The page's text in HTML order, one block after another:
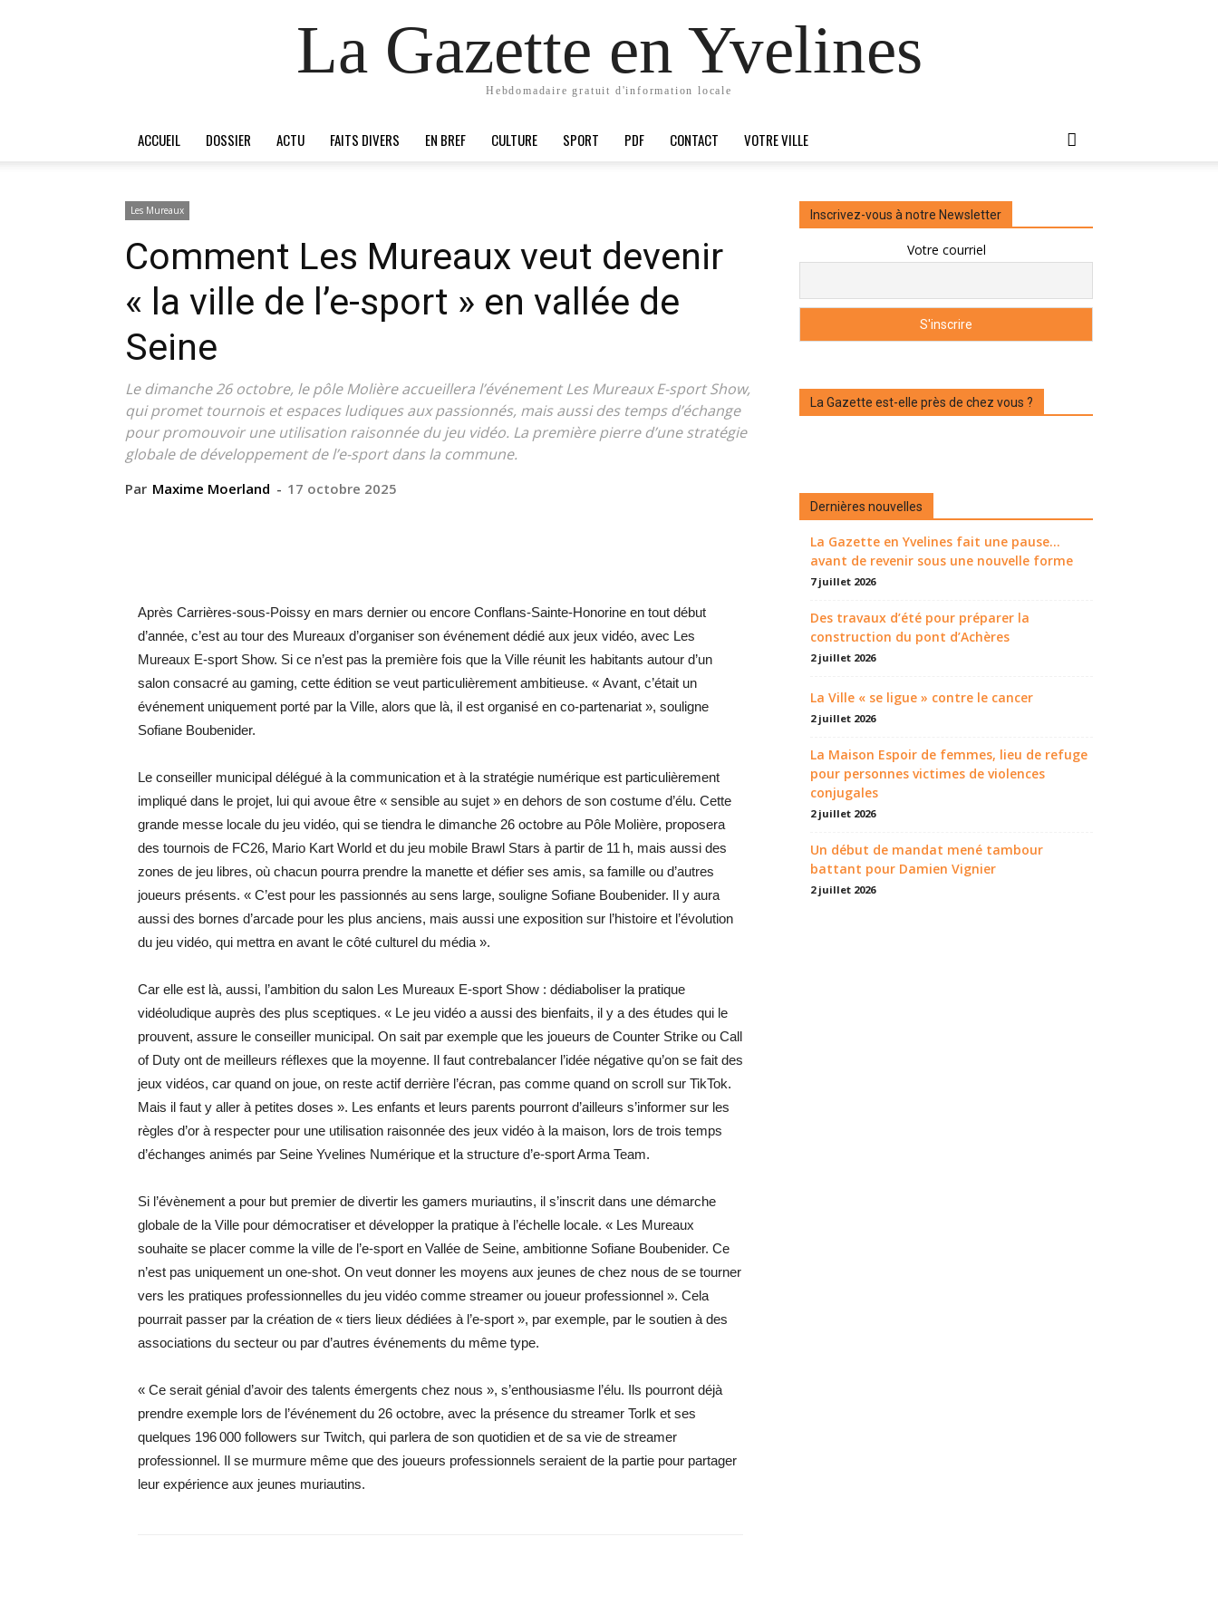
La Gazette en Yvelines
Hebdomadaire gratuit d'information locale
ACCUEIL DOSSIER ACTU FAITS DIVERS EN BREF CULTURE SPORT PDF CONTACT VOTRE VILLE
Les Mureaux
Comment Les Mureaux veut devenir
« la ville de l’e-sport » en vallée de
Seine
Le dimanche 26 octobre, le pôle Molière accueillera l’événement Les Mureaux E-sport Show,
qui promet tournois et espaces ludiques aux passionnés, mais aussi des temps d’échange
pour promouvoir une utilisation raisonnée du jeu vidéo. La première pierre d’une stratégie
globale de développement de l’e-sport dans la commune.
Par Maxime Moerland - 17 octobre 2025
Après Carrières-sous-Poissy en mars dernier ou encore Conflans-Sainte-Honorine en tout début
d’année, c’est au tour des Mureaux d’organiser son événement dédié aux jeux vidéo, avec Les
Mureaux E-sport Show. Si ce n’est pas la première fois que la Ville réunit les habitants autour d’un
salon consacré au gaming, cette édition se veut particulièrement ambitieuse. « Avant, c’était un
événement uniquement porté par la Ville, alors que là, il est organisé en co-partenariat », ­souligne
Sofiane Boubenider.
Le conseiller municipal délégué à la communication et à la stratégie numérique est particulièrement
impliqué dans le projet, lui qui avoue être « sensible au sujet » en dehors de son costume d’élu. Cette
grande messe locale du jeu vidéo, qui se tiendra le dimanche 26 octobre au Pôle Molière, proposera
des tournois de FC26, Mario Kart World et du jeu mobile Brawl Stars à partir de 11 h, mais aussi des
zones de jeu libres, où chacun pourra prendre la manette et défier ses amis, sa famille ou d’autres
joueurs présents. « C’est pour les passionnés au sens large, souligne Sofiane Boubenider. Il y aura
aussi des bornes d’arcade pour les plus anciens, mais aussi une exposition sur l’histoire et l’évolution
du jeu vidéo, qui mettra en avant le côté culturel du média ».
Car elle est là, aussi, l’ambition du salon Les Mureaux E-sport Show : dédiaboliser la pratique
vidéoludique auprès des plus sceptiques. « Le jeu vidéo a aussi des bienfaits, il y a des études qui le
prouvent, assure le conseiller municipal. On sait par exemple que les joueurs de Counter Strike ou Call
of Duty ont de meilleurs réflexes que la moyenne. Il faut contrebalancer l’idée négative qu’on se fait des
jeux vidéos, car quand on joue, on reste actif derrière l’écran, pas comme quand on scroll sur TikTok.
Mais il faut y aller à petites doses ». Les enfants et leurs parents pourront d’ailleurs s’informer sur les
règles d’or à respecter pour une utilisation raisonnée des jeux vidéo à la maison, lors de trois temps
d’échanges animés par Seine Yvelines Numérique et la structure d’e-sport Arma Team.
Si l’évènement a pour but premier de divertir les gamers muriautins, il s’inscrit dans une démarche
globale de la Ville pour démocratiser et développer la pratique à l’échelle locale. « Les Mureaux
souhaite se placer comme la ville de l’e-sport en Vallée de Seine, ambitionne Sofiane Boubenider. Ce
n’est pas uniquement un one-shot. On veut donner les moyens aux jeunes de chez nous de se tourner
vers les pratiques professionnelles du jeu vidéo comme streamer ou joueur professionnel ». Cela
pourrait passer par la création de « tiers lieux dédiées à l’e-sport », par exemple, par le soutien à des
associations du secteur ou par d’autres événements du même type.
« Ce serait génial d’avoir des talents émergents chez nous », s’enthousiasme l’élu. Ils pourront déjà
prendre exemple lors de l’événement du 26 octobre, avec la présence du streamer Torlk et ses
quelques 196 000 followers sur Twitch, qui parlera de son quotidien et de sa vie de streamer
professionnel. Il se murmure même que des joueurs professionnels seraient de la partie pour partager
leur expérience aux jeunes muriautins.
Inscrivez-vous à notre Newsletter
Votre courriel
La Gazette est-elle près de chez vous ?
Dernières nouvelles
La Gazette en Yvelines fait une pause...
avant de revenir sous une nouvelle forme
7 juillet 2026
Des travaux d’été pour préparer la
construction du pont d’Achères
2 juillet 2026
La Ville « se ligue » contre le cancer
2 juillet 2026
La Maison Espoir de femmes, lieu de refuge
pour personnes victimes de violences
conjugales
2 juillet 2026
Un début de mandat mené tambour
battant pour Damien Vignier
2 juillet 2026